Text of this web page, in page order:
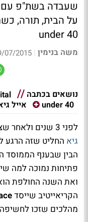
על הבית, תורה,
under 40
משה בנימין |
2015 11:29
נושאים בכתבה
under 40
אייל
לפני 3 שנים ולאחר שצבר 4 שנות נסיון בענף הפרסום
גיא החליט שזה הרגע
הבין שבענף הממוסד
ואת השנה החולפת
הקריאייטיב שייסד
מהלכים שזכו